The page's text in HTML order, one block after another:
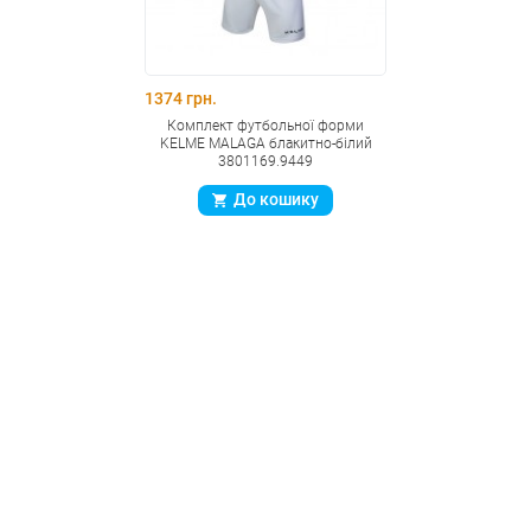
1374 грн.
Комплект футбольної форми
KELME MALAGA блакитно-білий
3801169.9449
До кошику